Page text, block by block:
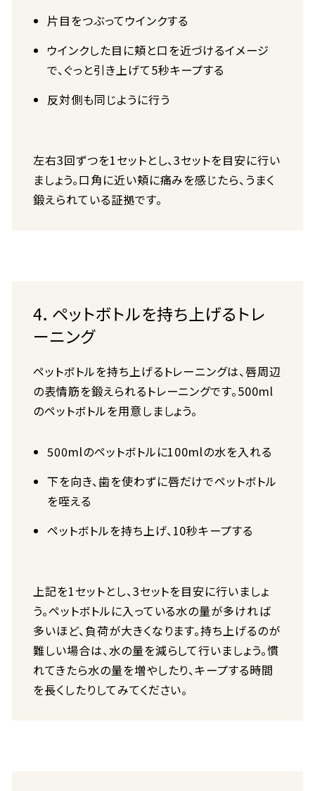
片目をつぶってウインクする
ウインクした目に頬と口を近づけるイメージ
で、ぐっと引き上げて5秒キープする
反対側も同じように行う
左右3回ずつを1セットとし、3セットを目安に行い
ましょう。口角に近い頬に痛みを感じたら、うまく
鍛えられている証拠です。
4．ペットボトルを持ち上げるトレ
ーニング
ペットボトルを持ち上げるトレーニングは、唇周辺
の表情筋を鍛えられるトレーニングです。500ml
のペットボトルを用意しましょう。
500mlのペットボトルに100mlの水を入れる
下を向き、歯を使わずに唇だけでペットボトル
を咥える
ペットボトルを持ち上げ、10秒キープする
上記を1セットとし、3セットを目安に行いましょ
う。ペットボトルに入っている水の量が多ければ
多いほど、負荷が大きくなります。持ち上げるのが
難しい場合は、水の量を減らして行いましょう。慣
れてきたら水の量を増やしたり、キープする時間
を長くしたりしてみてください。